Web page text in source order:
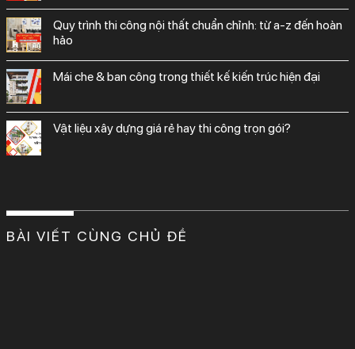
quy trình thi công nội thất chuẩn chỉnh: từ a-z đến hoàn
hảo
mái che & ban công trong thiết kế kiến trúc hiện đại
vật liệu xây dựng giá rẻ hay thi công trọn gói?
BÀI VIẾT CÙNG CHỦ ĐỀ